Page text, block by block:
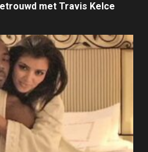
met Travis Kelce